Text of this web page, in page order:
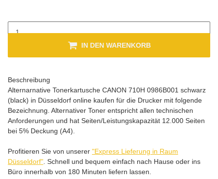
IN DEN WARENKORB
Beschreibung
Alternarnative Tonerkartusche CANON 710H 0986B001 schwarz
(black) in Düsseldorf online kaufen für die Drucker mit folgende
Bezeichnung. Alternativer Toner entspricht allen technischen
Anforderungen und hat Seiten/Leistungskapazität 12.000 Seiten
bei 5% Deckung (A4).
Profitieren Sie von unserer "Express Lieferung in Raum
Düsseldorf" . Schnell und bequem einfach nach Hause oder ins
Büro innerhalb von 180 Minuten liefern lassen.